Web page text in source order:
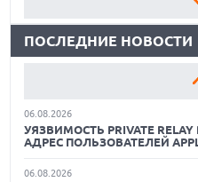
КАК БЕЗОПАСНО КУПИТЬ Б/У
ОБЗОР ПЫЛЕСОСА DREAME Z40
ОБЗОР МОНИТОРА MSI PRO
КАК БЕЗОПАСНО КУПИТЬ Б/У
ПОСЛЕДНИЕ НОВОСТИ
ТОЛЩИНОЙ 4,7 ММ И 12"
УБОРКИ И ЛИНЕЙКУ ТЕХНИКИ
06.08.2026
УЯЗВИМОСТЬ PRIVATE
АДРЕС ПОЛЬЗОВАТЕЛЕЙ
06.08.2026